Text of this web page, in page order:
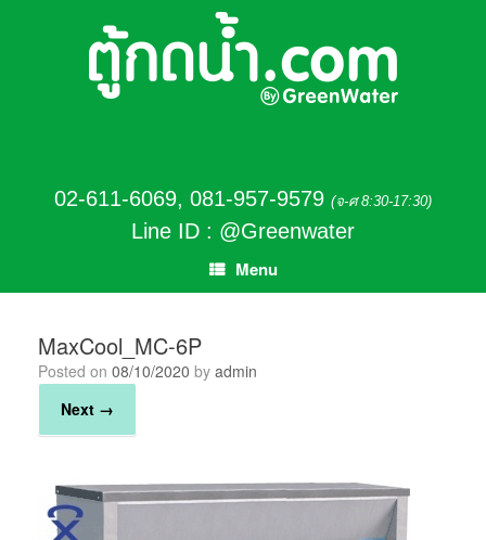
02-611-6069, 081-957-9579 (จ-ศ 8:30-17:30)
Line ID : @Greenwater
Menu
MaxCool_MC-6P
Posted on 08/10/2020 by admin
Next →